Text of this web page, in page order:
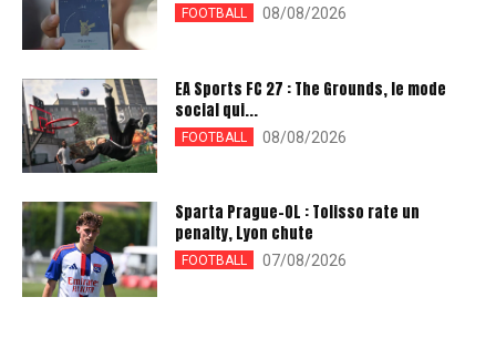
FOOTBALL 08/08/2026
EA Sports FC 27 : The Grounds, le mode
social qui...
FOOTBALL 08/08/2026
Sparta Prague-OL : Tolisso rate un
penalty, Lyon chute
FOOTBALL 07/08/2026